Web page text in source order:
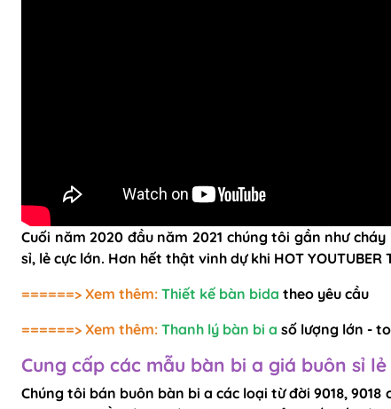
Cuối năm 2020 đầu năm 2021 chúng tôi gần như
sỉ, lẻ cực lớn. Hơn hết thật vinh dự khi HOT
======> Xem thêm: Thiết kế bàn bida theo yêu cầu
======> Xem thêm: Thanh lý bàn bi a số lượng lớn -
Cung cấp các mẫu bàn bi a giá buôn sỉ
Chúng tôi bán buôn bàn bi a các loại từ đời 9018,